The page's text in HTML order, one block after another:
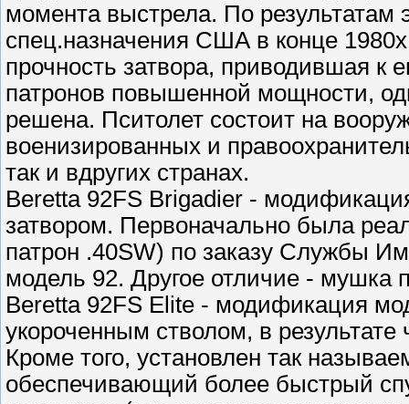
момента выстрела. По результатам
спец.назначения США в конце
прочность затвора, приводившая к
патронов повышенной мощности,
решена. Пситолет состоит на
военизированных и
так и вдругих странах.
Beretta 92FS Brigadier -
затвором. Первоначально была
патрон .40SW) по заказу Службы
модель 92. Другое отличие - мушка
Beretta 92FS Elite - модификация
укороченным стволом, в
Кроме того, установлен так
обеспечивающий более быстрый